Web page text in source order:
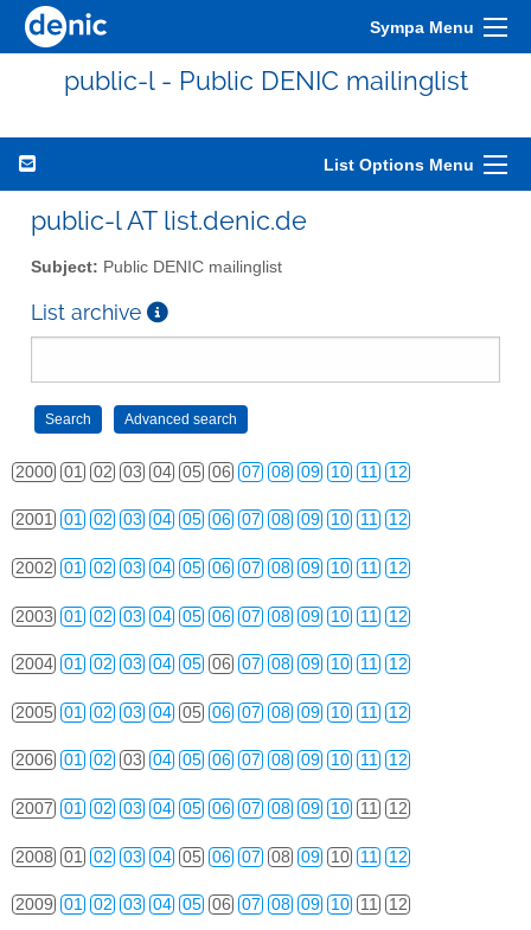
Sympa Menu
public-l - Public DENIC mailinglist
List Options Menu
public-l AT list.denic.de
Subject: Public DENIC mailinglist
List archive
2000 01 02 03 04 05 06 07 08 09 10 11 12
2001 01 02 03 04 05 06 07 08 09 10 11 12
2002 01 02 03 04 05 06 07 08 09 10 11 12
2003 01 02 03 04 05 06 07 08 09 10 11 12
2004 01 02 03 04 05 06 07 08 09 10 11 12
2005 01 02 03 04 05 06 07 08 09 10 11 12
2006 01 02 03 04 05 06 07 08 09 10 11 12
2007 01 02 03 04 05 06 07 08 09 10 11 12
2008 01 02 03 04 05 06 07 08 09 10 11 12
2009 01 02 03 04 05 06 07 08 09 10 11 12